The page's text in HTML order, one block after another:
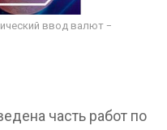
ввод валют -
часть работ по